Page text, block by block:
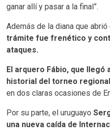
ganar allí y pasar a la final”.
Además de la diana que abrió
trámite fue frenético y
ataques.
El arquero Fábio, que llegó
historial del torneo
en dos claras ocasiones de
Por su parte, el uruguayo
una nueva caída de